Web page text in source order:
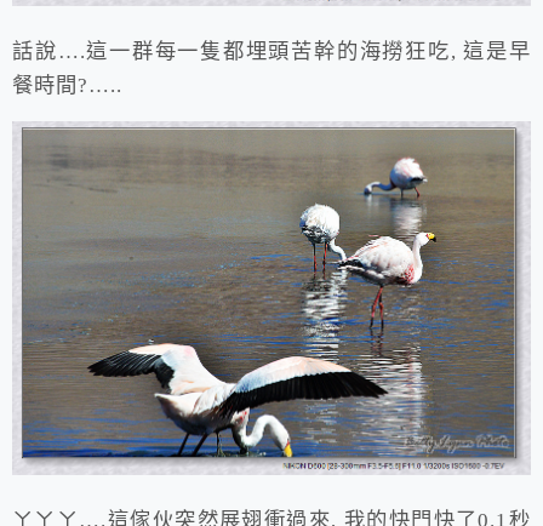
話說….這一群每一隻都埋頭苦幹的海撈狂吃, 這是早
餐時間?…..
ㄚㄚㄚ….這傢伙突然展翅衝過來, 我的快門快了0.1秒